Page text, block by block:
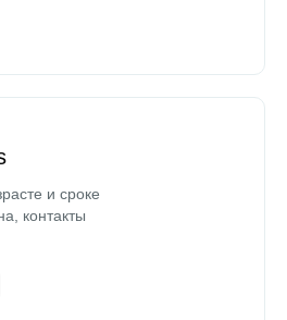
и сроке
контакты